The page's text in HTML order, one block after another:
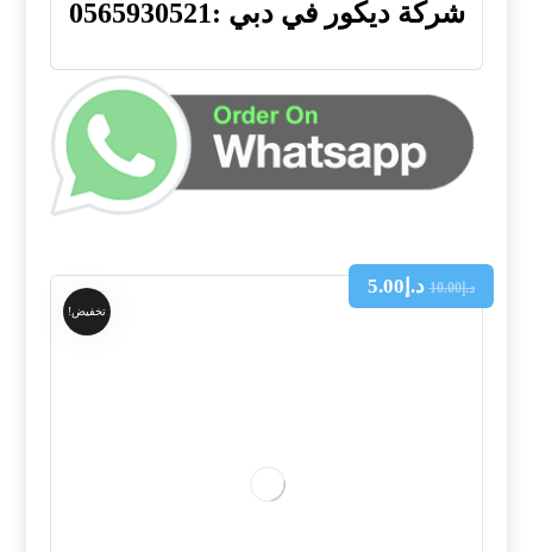
شركة ديكور في دبي :0565930521
تخفيض!
د.إ10.00 د.إ 5.00